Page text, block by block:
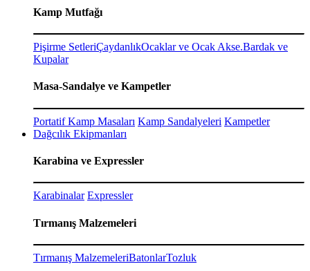
Kamp Mutfağı
Pişirme SetleriÇaydanlıkOcaklar ve Ocak Akse.Bardak ve
Kupalar
Masa-Sandalye ve Kampetler
Portatif Kamp Masaları Kamp Sandalyeleri Kampetler
Dağcılık Ekipmanları
Karabina ve Expressler
Karabinalar Expressler
Tırmanış Malzemeleri
Tırmanış MalzemeleriBatonlarTozluk